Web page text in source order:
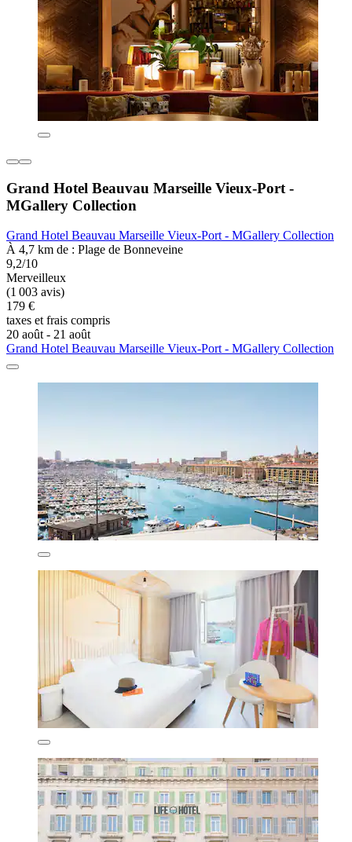
Grand Hotel Beauvau Marseille Vieux-Port -
MGallery Collection
Grand Hotel Beauvau Marseille Vieux-Port - MGallery Collection
À 4,7 km de : Plage de Bonneveine
9,2/10
Merveilleux
(1 003 avis)
179 €
taxes et frais compris
20 août - 21 août
Grand Hotel Beauvau Marseille Vieux-Port - MGallery Collection